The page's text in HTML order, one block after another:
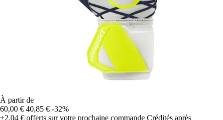
À partir de
60,00 € 40,85 € -32%
+2,04 € offerts sur votre prochaine commande Crédités après